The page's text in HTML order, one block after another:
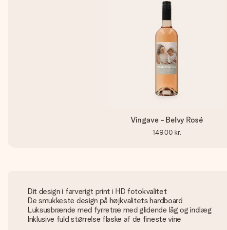
Vingave - Belvy Rosé
149,00 kr.
Dit design i farverigt print i HD fotokvalitet
De smukkeste design på højkvalitets hardboard
Luksusbrænde med fyrretræ med glidende låg og indlæg
Inklusive fuld størrelse flaske af de fineste vine